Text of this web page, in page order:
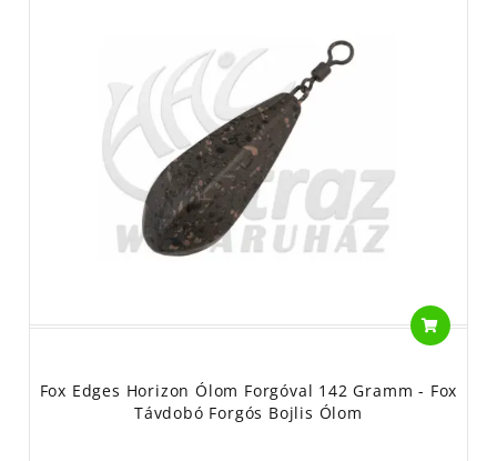
Fox Edges Horizon Ólom Forgóval 142 Gramm - Fox
Távdobó Forgós Bojlis Ólom